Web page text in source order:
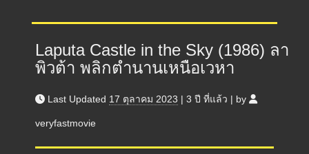
Laputa Castle in the Sky (1986) ลา
พิวต้า พลิกตำนานเหนือเวหา
Last Updated 17 ตุลาคม 2023 | 3 ปี ที่แล้ว | by
veryfastmovie